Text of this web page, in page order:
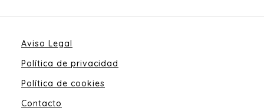
Aviso Legal
Política de privacidad
Política de cookies
Contacto